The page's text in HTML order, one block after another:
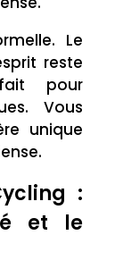
Le
reste
pour
Vous
unique
:
et le